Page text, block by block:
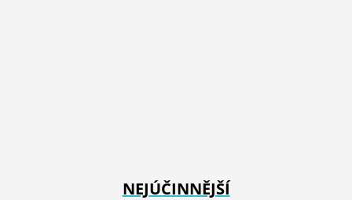
NEJÚČINNĚJŠÍ